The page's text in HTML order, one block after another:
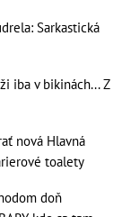
Sarkastická
iba v bikinách... Z
nová Hlavná
toalety
doň